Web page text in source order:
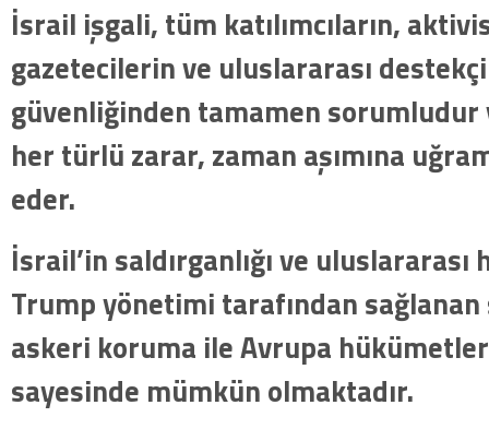
İsrail işgali, tüm katılımcıların,
gazetecilerin ve uluslararası
güvenliğinden tamamen
her türlü zarar, zaman aşımına
eder.
İsrail’in saldırganlığı ve uluslararası
Trump yönetimi tarafından sağlanan
askeri koruma ile Avrupa
sayesinde mümkün olmaktadır.